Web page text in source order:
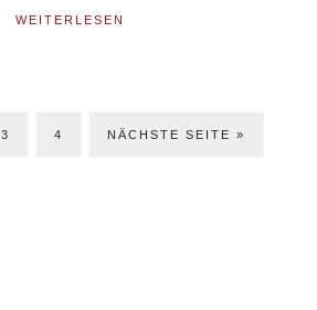
WEITERLESEN
SEITE
3 SEITE
4 JETZT
NÄCHSTE SEITE »